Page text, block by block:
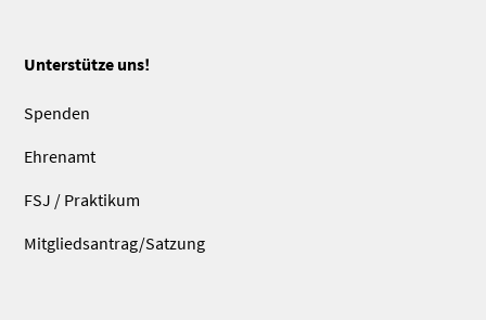
Unterstütze uns!
Spenden
Ehrenamt
FSJ / Praktikum
Mitgliedsantrag/Satzung